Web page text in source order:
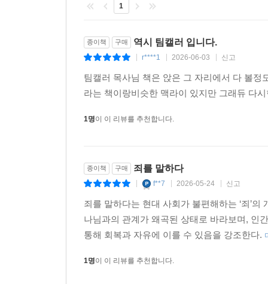
야 할 사람들로 가득한 도시를 목도하면서도 그
--- pp.126~127
기초해 의를 쌓아 올리는데, 비판이 자아상이라
느낀다면, 이 또한 우리의 자기 의 때문일 수 있
마음 자체가 이미 자기 의의 산물일 수 있다. 나
복음은 일단 자아상을 무너뜨린다. 복음이 결국
그렇게 다가오지 않는다. 내가 단어를 자아상
는 것이지만, 복음이 보여 주는 우리의 참자아는
작업을 우리가 순순히 받아들인다면 말이다. 궁
따를 수 있다. 복음은 우리의 교만을 철저히 무너
만 속은 한없이 달다.
1
종이책 구매 역시 팀캘러 입니다.
r****1 2026-06-03 신고
팀캘러 목사님 책은 앉은 그 자리에서 다 볼
라는 책이랑비슷한 맥라이 있지만 그래듀 다
1명이 이 리뷰를 추천합니다.
종이책 구매 죄를 말하다
f**7 2026-05-24 신고
죄를 말하다는 현대 사회가 불편해하는 ‘죄’
나님과의 관계가 왜곡된 상태로 바라보며, 인
통해 회복과 자유에 이를 수 있음을 강조한다.
1명이 이 리뷰를 추천합니다.